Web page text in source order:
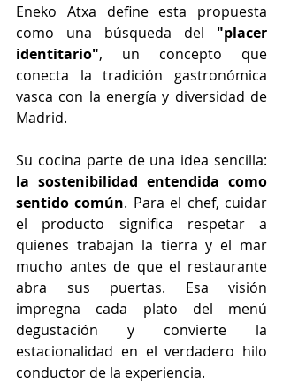
Eneko Atxa define esta propuesta
como una búsqueda del "placer
identitario", un concepto que
conecta la tradición gastronómica
vasca con la energía y diversidad de
Madrid.
la sostenibilidad entendida como
sentido común. Para el chef, cuidar
el producto significa respetar a
quienes trabajan la tierra y el mar
mucho antes de que el restaurante
abra sus puertas. Esa visión
impregna cada plato del menú
degustación y convierte la
estacionalidad en el verdadero hilo
conductor de la experiencia.